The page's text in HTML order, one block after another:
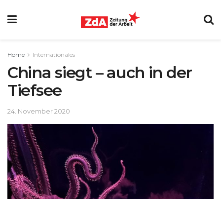
Home Internationales
China siegt – auch in der
Tiefsee
24. November 2020